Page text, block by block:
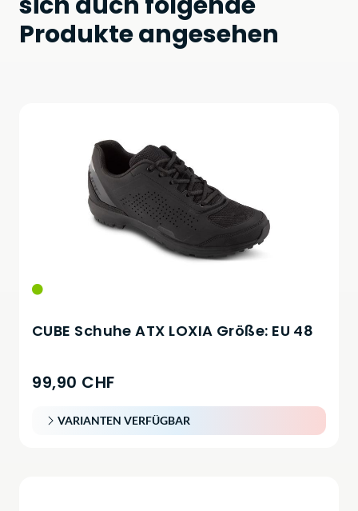
Produkte angesehen
CUBE Schuhe ATX LOXIA Größe: EU 48
99,90 CHF
VARIANTEN VERFÜGBAR